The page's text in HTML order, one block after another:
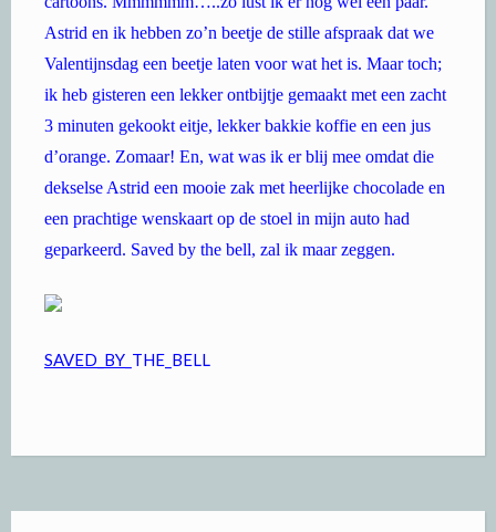
Astrid en ik hebben zo’n beetje de stille afspraak dat we
Valentijnsdag een beetje laten voor wat het is. Maar toch;
ik heb gisteren een lekker ontbijtje gemaakt met een zacht
3 minuten gekookt eitje, lekker bakkie koffie en een jus
d’orange. Zomaar! En, wat was ik er blij mee omdat die
dekselse Astrid een mooie zak met heerlijke chocolade en
een prachtige wenskaart op de stoel in mijn auto had
geparkeerd. Saved by the bell, zal ik maar zeggen.
SAVED_BY _THE_BELL